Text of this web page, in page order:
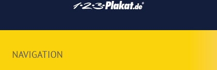
NAVIGATION